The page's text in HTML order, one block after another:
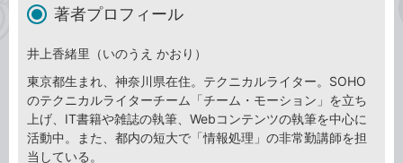
著者プロフィール
井上香緒里（いのうえ かおり）
東京都生まれ、神奈川県在住。テクニカルライター。SOHO
のテクニカルライターチーム「チーム・モーション」を立ち
上げ、IT書籍や雑誌の執筆、Webコンテンツの執筆を中心に
活動中。また、都内の短大で「情報処理」の非常勤講師を担
当している。